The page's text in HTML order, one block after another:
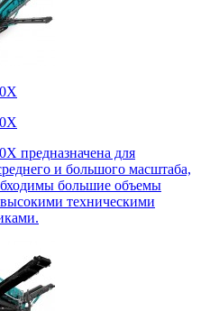
предназначена для
и большого масштаба,
большие объемы
техническими